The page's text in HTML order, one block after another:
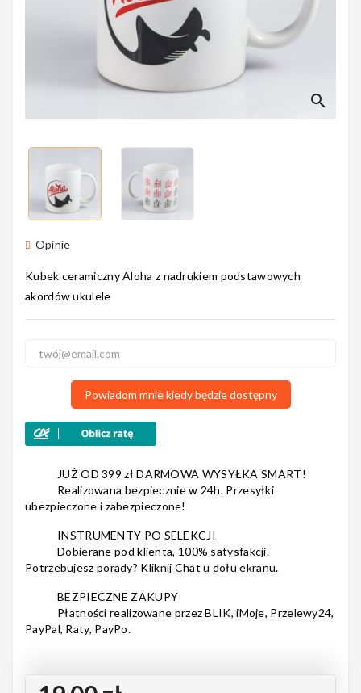
Smyczkowe
Instrumenty
Dla Dzieci
Akcesoria
Kursy/Szkolenia
Prezenty
search
Opinie
Kubek ceramiczny Aloha z nadrukiem podstawowych
akordów ukulele
Powiadom mnie kiedy będzie dostępny
JUŻ OD 399 zł DARMOWA WYSYŁKA SMART!
Realizowana bezpiecznie w 24h. Przesyłki
ubezpieczone i zabezpieczone!
INSTRUMENTY PO SELEKCJI
Dobierane pod klienta, 100% satysfakcji.
Potrzebujesz porady? Kliknij Chat u dołu ekranu.
BEZPIECZNE ZAKUPY
Płatności realizowane przez BLIK, iMoje, Przelewy24,
PayPal, Raty, PayPo.